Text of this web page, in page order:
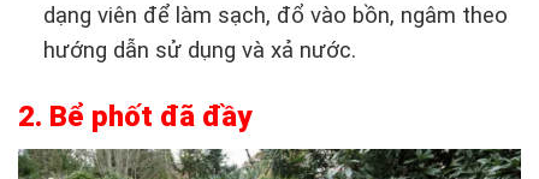
dạng viên để làm sạch, đổ vào bồn, ngâm theo
hướng dẫn sử dụng và xả nước.
2. Bể phốt đã đầy